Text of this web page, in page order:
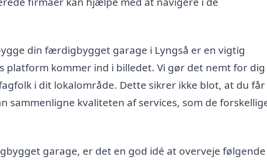
din færdigbygget garage i Lyngså er en vigtig
platform kommer ind i billedet. Vi gør det nemt for
i dit lokalområde. Dette sikrer ikke blot, at du får
sammenligne kvaliteten af services, som de
garage, er det en god idé at overveje følgende